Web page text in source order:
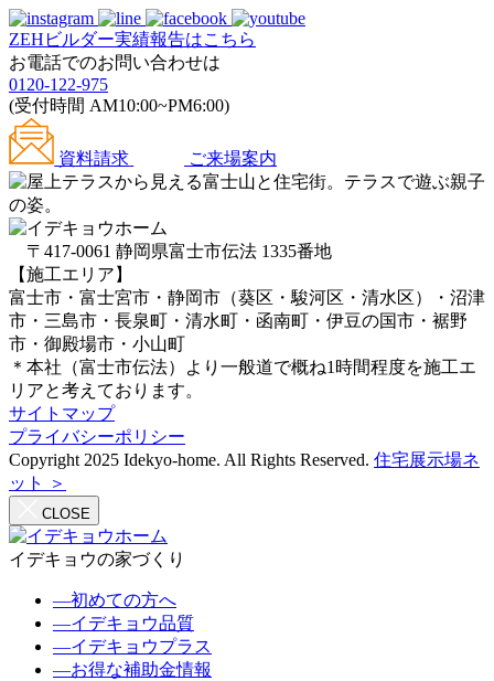
ZEHビルダー実績報告はこちら
お電話でのお問い合わせは
0120-122-975
(受付時間 AM10:00~PM6:00)
資料請求 ご来場案内
〒417-0061 静岡県富士市伝法 1335番地
【施工エリア】
富士市・富士宮市・静岡市（葵区・駿河区・清水区）・沼津
市・三島市・長泉町・清水町・函南町・伊豆の国市・裾野
市・御殿場市・小山町
＊本社（富士市伝法）より一般道で概ね1時間程度を施工エ
リアと考えております。
サイトマップ
プライバシーポリシー
Copyright 2025 Idekyo-home. All Rights Reserved. 住宅展示場ネ
ット ＞
CLOSE
イデキョウの家づくり
―初めての方へ
―イデキョウ品質
―イデキョウプラス
―お得な補助金情報